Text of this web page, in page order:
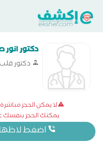
دكتور انور
دكتور قلب
لا يمكن الحجز
يمكنك الحجز بنفسك
اضغط